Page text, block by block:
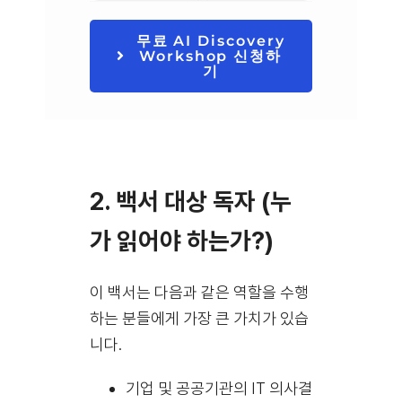
무료 AI Discovery
Workshop 신청하
기
2. 백서 대상 독자 (누
가 읽어야 하는가?)
이 백서는 다음과 같은 역할을 수행
하는 분들에게 가장 큰 가치가 있습
니다.
기업 및 공공기관의 IT 의사결